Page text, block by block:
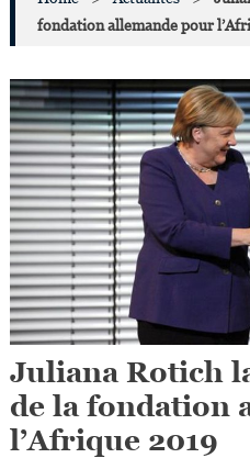
fondation allemande pour
Juliana Rotich
de la fondation
l’Afrique 2019